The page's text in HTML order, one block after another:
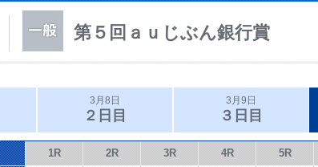
第５回ａｕじぶん銀行賞
3月8日
２日目
3月9日
３日目
1R 2R 3R 4R 5R